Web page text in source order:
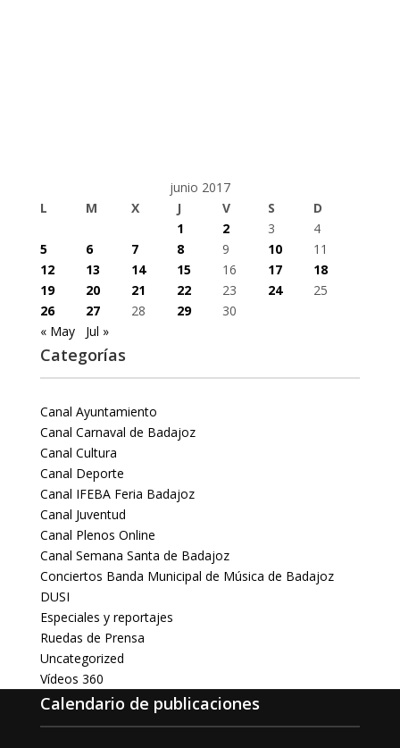
junio 2017
L
M X J V S
D
1
2 3
4
5
6 7 8 9 10
11
12
13 14 15 16 17
18
19
20 21 22 23 24
25
26
27 28 29
30
« May
Jul »
Categorías
Canal Ayuntamiento
Canal Carnaval de Badajoz
Canal Cultura
Canal Deporte
Canal IFEBA Feria Badajoz
Canal Juventud
Canal Plenos Online
Canal Semana Santa de Badajoz
Conciertos Banda Municipal de Música de Badajoz
DUSI
Especiales y reportajes
Ruedas de Prensa
Uncategorized
Vídeos 360
Calendario de publicaciones